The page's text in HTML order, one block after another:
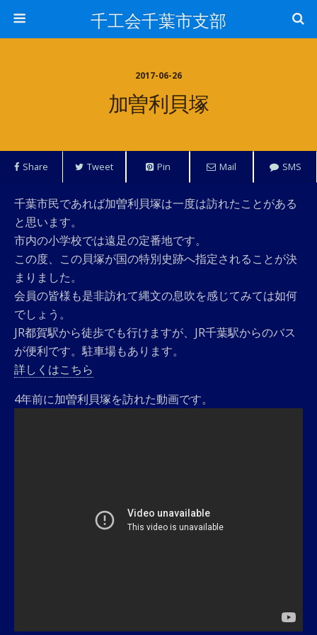
千工会千葉市支部
2017-06-26
加曽利貝塚
Share Tweet Pin Mail SMS
千葉市民であれば加曽利貝塚は一度は訪れたことがある
と思います。
市内の小学校では遠足の定番地です。
この度、この貝塚が国の特別史跡へ指定されることが決
まりました。
会員の皆様も是非訪れて縄文の息吹を感じてみては如何
でしょう。
JR都賀駅から徒歩でも行けますが、JR千葉駅からのバス
が便利です。駐車場もあります。
詳しくはこちら
4年前に加曽利貝塚を訪れた動画です。